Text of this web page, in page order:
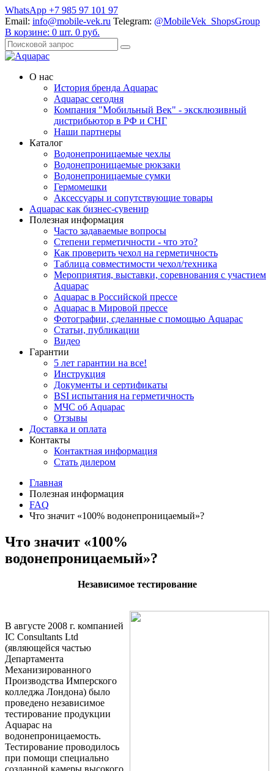
WhatsApp +7 985 97 101 97
Email: info@mobile-vek.ru Telegram: @MobileVek_ShopsGroup
В корзине: 0 шт. 0 руб.
О нас
История бренда Aquapac
Aquapac cегодня
Компания "Мобильный Век" - эксклюзивный
дистрибьютор в РФ и СНГ
Наши партнеры
Каталог
Водонепроницаемые чехлы
Водонепроницаемые рюкзаки
Водонепроницаемые сумки
Гермомешки
Аксессуары и сопутствующие товары
Aquapac как бизнес-сувенир
Полезная информация
Часто задаваемые вопросы
Степени герметичности - что это?
Как проверить чехол на герметичность
Таблица совместимости чехол/техника
Мероприятия, выставки, соревнования с участием
Aquapac
Aquapac в Российской прессе
Aquapac в Мировой прессе
Фотографии, сделанные с помощью Aquapac
Статьи, публикации
Видео
Гарантии
5 лет гарантии на все!
Инструкция
Документы и сертификаты
BSI испытания на герметичность
МЧС об Aquapac
Отзывы
Доставка и оплата
Контакты
Контактная информация
Стать дилером
Главная
Полезная информация
FAQ
Что значит «100% водонепроницаемый»?
Что значит «100%
водонепроницаемый»?
Независимое тестирование
В августе 2008 г. компанией
IC Consultants Ltd
(являющейся частью
Департамента
Механизированного
Производства Имперского
колледжа Лондона) было
проведено независимое
тестирование продукции
Aquapac на
водонепроницаемость.
Тестирование проводилось
при помощи специально
созданной камеры высокого